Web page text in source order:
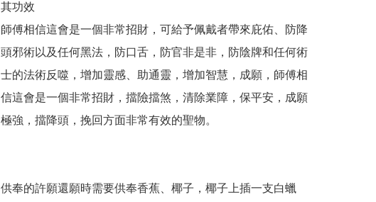
其功效
師傅相信這會是一個非常招財，可給予佩戴者帶來庇佑、防降
頭邪術以及任何黑法，防口舌，防官非是非，防陰牌和任何術
士的法術反噬，增加靈感、助通靈，增加智慧，成願，師傅相
信這會是一個非常招財，擋險擋煞，清除業障，保平安，成願
極強，擋降頭，挽回方面非常有效的聖物。
供奉的許願還願時需要供奉香蕉、椰子，椰子上插一支白蠟